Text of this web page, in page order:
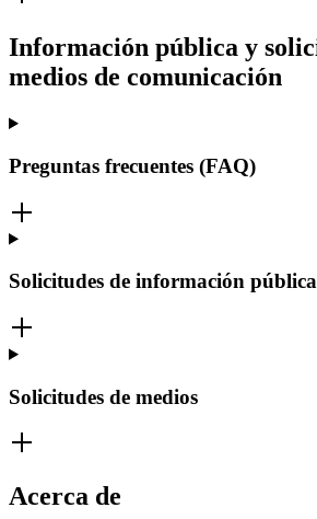
Información pública y
medios de comunicación
Preguntas frecuentes (FAQ)
Solicitudes de información
Solicitudes de medios
Acerca de